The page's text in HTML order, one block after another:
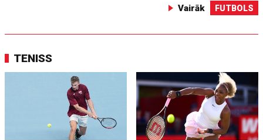
Vairāk FUTBOLS
TENISS